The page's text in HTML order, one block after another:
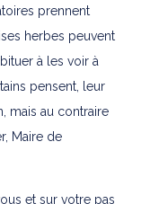
prennent
herbes peuvent
à les voir à
pensent, leur
mais au contraire
Maire de
et sur votre pas